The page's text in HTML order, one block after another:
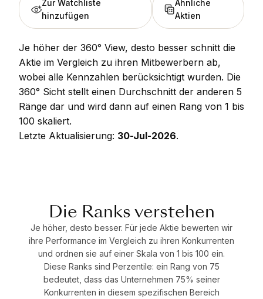
Zur Watchliste
hinzufügen
Ähnliche
Aktien
Je höher der 360° View, desto besser schnitt die
Aktie im Vergleich zu ihren Mitbewerbern ab,
wobei alle Kennzahlen berücksichtigt wurden. Die
360° Sicht stellt einen Durchschnitt der anderen 5
Ränge dar und wird dann auf einen Rang von 1 bis
100 skaliert.
Letzte Aktualisierung: 30-Jul-2026.
Die Ranks verstehen
Je höher, desto besser. Für jede Aktie bewerten wir
ihre Performance im Vergleich zu ihren Konkurrenten
und ordnen sie auf einer Skala von 1 bis 100 ein.
Diese Ranks sind Perzentile: ein Rang von 75
bedeutet, dass das Unternehmen 75% seiner
Konkurrenten in diesem spezifischen Bereich